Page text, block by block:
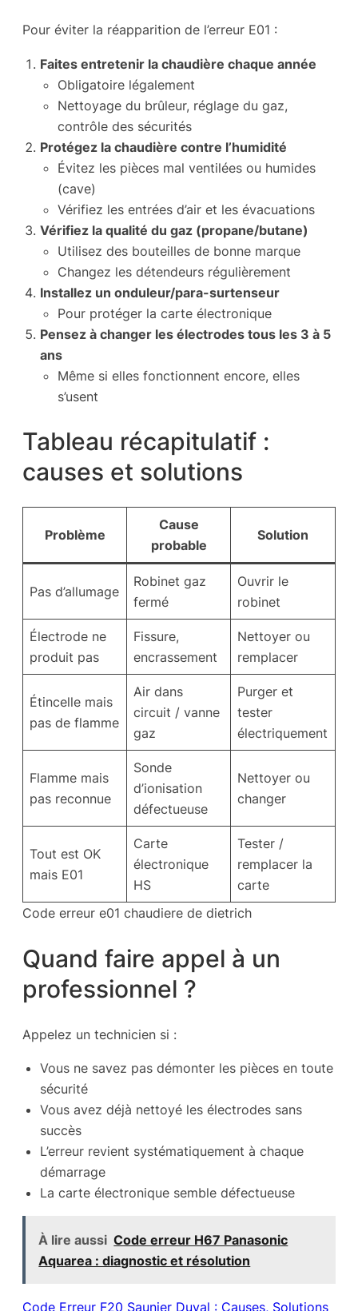
Pour éviter la réapparition de l’erreur E01 :
Faites entretenir la chaudière chaque année
Obligatoire légalement
Nettoyage du brûleur, réglage du gaz,
contrôle des sécurités
Protégez la chaudière contre l’humidité
Évitez les pièces mal ventilées ou humides
(cave)
Vérifiez les entrées d’air et les évacuations
Vérifiez la qualité du gaz (propane/butane)
Utilisez des bouteilles de bonne marque
Changez les détendeurs régulièrement
Installez un onduleur/para-surtenseur
Pour protéger la carte électronique
Pensez à changer les électrodes tous les 3 à 5
ans
Même si elles fonctionnent encore, elles
s’usent
Tableau récapitulatif :
causes et solutions
Problème
Cause
probable
Solution
Pas d’allumage
Robinet gaz
fermé
Ouvrir le
robinet
Électrode ne
produit pas
Fissure,
encrassement
Nettoyer ou
remplacer
Étincelle mais
pas de flamme
Air dans
circuit / vanne
gaz
Purger et
tester
électriquement
Flamme mais
pas reconnue
Sonde
d’ionisation
défectueuse
Nettoyer ou
changer
Tout est OK
mais E01
Carte
électronique
HS
Tester /
remplacer la
carte
Code erreur e01 chaudiere de dietrich
Quand faire appel à un
professionnel ?
Appelez un technicien si :
Vous ne savez pas démonter les pièces en toute
sécurité
Vous avez déjà nettoyé les électrodes sans
succès
L’erreur revient systématiquement à chaque
démarrage
La carte électronique semble défectueuse
À lire aussi Code erreur H67 Panasonic
Aquarea : diagnostic et résolution
Code Erreur F20 Saunier Duval : Causes, Solutions